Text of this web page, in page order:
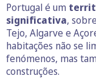
Portugal é um
significativa,
Tejo, Algarve e
habitações não se
fenómenos, mas
construções.